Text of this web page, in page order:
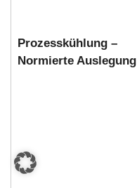
Prozesskühlung –
Normierte Auslegung